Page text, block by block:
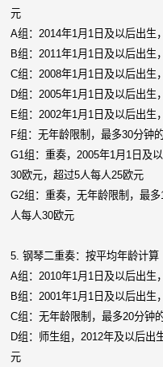
元
A组：2014年1月1日及以后出生
B组：2011年1月1日及以后出生
C组：2008年1月1日及以后出生
D组：2005年1月1日及以后出
E组：2002年1月1日及以后出生
F组：无年龄限制，最多30分钟
G1组：重奏，2005年1月1日及
30欧元，超过5人每人25欧元
G2组：重奏，无年龄限制，最
人每人30欧元
5. 钢琴二重奏：按平均年龄计算
A组：2010年1月1日及以后出生
B组：2001年1月1日及以后出生
C组：无年龄限制，最多20分钟
D组：师生组，2012年及以后出
元